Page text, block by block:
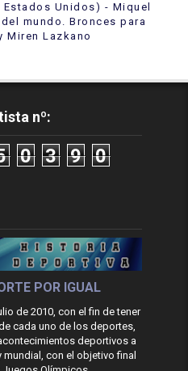
Estados Unidos) - Miquel
mundo. Bronces para
Miren Lazkano
nº:
0 3 9 0
POR IGUAL
de 2010, con el fin de tener
cada uno de los deportes,
deportivos a
con el objetivo final